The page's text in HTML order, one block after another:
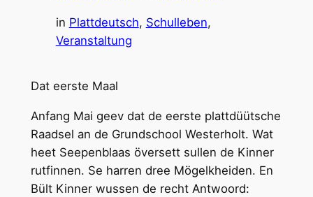
in Plattdeutsch, Schulleben
Veranstaltung
Dat eerste Maal
Anfang Mai geev dat de eerste plattdüütsche
Raadsel an de Grundschool Westerholt. Wat
heet Seepenblaas översett sullen de Kinner
rutfinnen. Se harren dree Mögelkheiden. En
Bült Kinner wussen de recht Antwoord: